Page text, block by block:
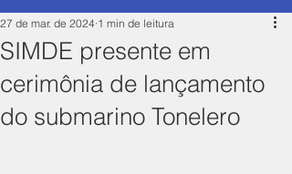
SIMDE presente em
cerimônia de lançamento
do submarino Tonelero
27 de mar. de 2024 1 min de leitura